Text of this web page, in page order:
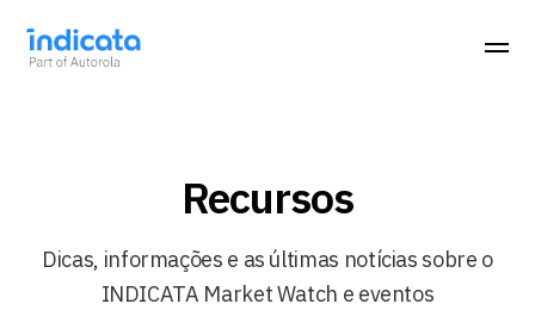
Recursos
Dicas, informações e as últimas notícias sobre o
INDICATA Market Watch e eventos